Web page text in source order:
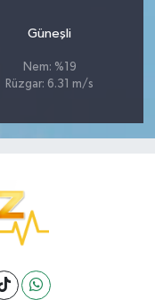
Güneşli
Nem: %19
Rüzgar: 6.31 m/s